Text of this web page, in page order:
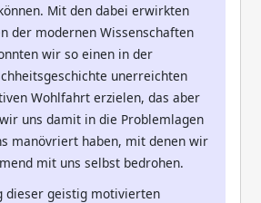
Mit den dabei erwirkten
der modernen Wissenschaften
wir so einen in der
unerreichten
Wohlfahrt erzielen, das aber
uns damit in die Problemlagen
manövriert haben, mit denen wir
mit uns selbst bedrohen.
dieser geistig motivierten